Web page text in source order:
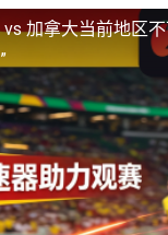
加拿大当前地区